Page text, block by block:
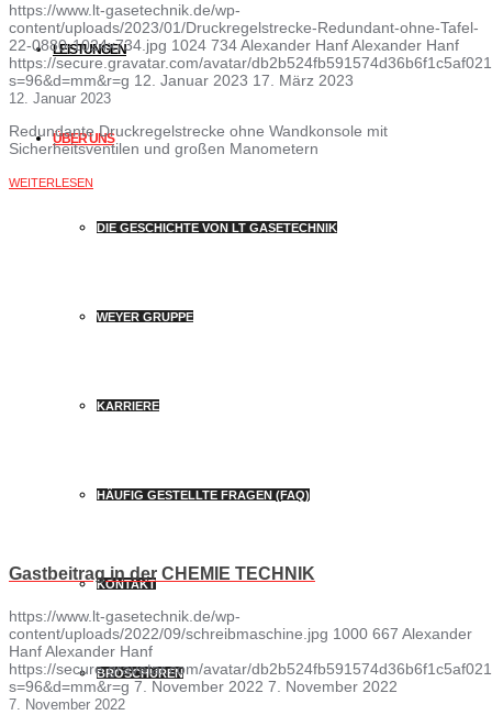
LEISTUNGEN
ÜBER UNS
DIE GESCHICHTE VON LT GASETECHNIK
WEYER GRUPPE
KARRIERE
HÄUFIG GESTELLTE FRAGEN (FAQ)
KONTAKT
BROSCHÜREN
https://www.lt-gasetechnik.de/wp-
content/uploads/2023/01/Druckregelstrecke-Redundant-ohne-Tafel-
22-0880-1024x734.jpg 1024 734Alexander HanfAlexander Hanf
https://secure.gravatar.com/avatar/
s=96&d=mm&r=g 12. Januar 2023 17. März 2023
12. Januar 2023
Redundante Druckregelstrecke ohne Wandkonsole mit
Sicherheitsventilen und großen Manometern
WEITERLESEN
Gastbeitrag in der CHEMIE TECHNIK
https://www.lt-gasetechnik.de/wp-
content/uploads/2022/09/schreibmaschine.jpg 1000 667 Alexander
HanfAlexander Hanf
https://secure.gravatar.com/avatar/
s=96&d=mm&r=g 7. November 2022 7. November 2022
7. November 2022